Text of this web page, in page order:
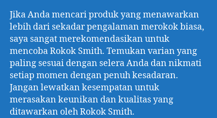
Jika Anda mencari produk yang menawarkan
lebih dari sekadar pengalaman merokok biasa,
saya sangat merekomendasikan untuk
mencoba Rokok Smith. Temukan varian yang
paling sesuai dengan selera Anda dan nikmati
setiap momen dengan penuh kesadaran.
Jangan lewatkan kesempatan untuk
merasakan keunikan dan kualitas yang
ditawarkan oleh Rokok Smith.